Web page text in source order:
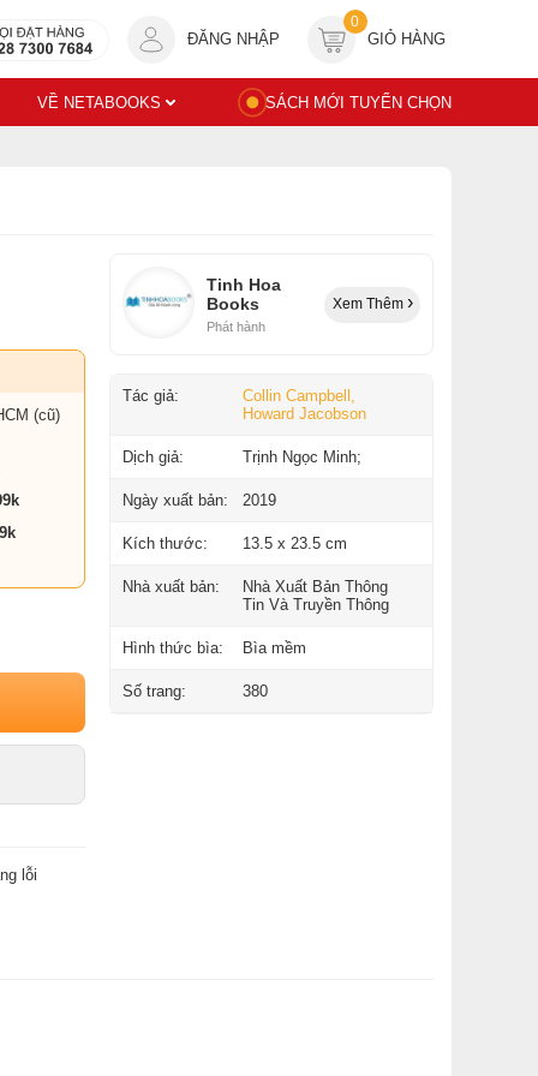
ĐĂNG NHẬP
0
GIỎ HÀNG
VỀ NETABOOKS SÁCH MỚI TUYỂN CHỌN
(cũ)
lỗi
Tinh Hoa
Books
Phát hành
Xem Thêm
Tác giả:
Collin Campbell,
Howard Jacobson
Dịch giả: Trịnh Ngọc Minh;
Ngày xuất bản: 2019
Kích thước: 13.5 x 23.5 cm
Nhà xuất bản:
Nhà Xuất Bản Thông
Tin Và Truyền Thông
Hình thức bìa: Bìa mềm
Số trang: 380